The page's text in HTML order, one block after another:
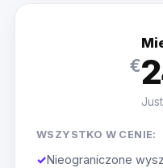
€
WSZYSTKO W CENIE:
✓Nieograniczone